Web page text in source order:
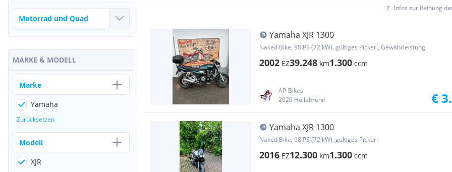
Infos zur Reihung
Yamaha XJR 1300
Naked Bike, 98 PS (72 kW), gültiges Pickerl, Gewährleistung
2002 EZ39.248 km1.300 ccm
AP-Bikes
2020 Hollabrunn
€
Yamaha XJR 1300
Naked Bike, 98 PS (72 kW), gültiges Pickerl
2016 EZ12.300 km1.300 ccm
MARKE & MODELL
Marke
Yamaha
Zurücksetzen
Modell
XJR